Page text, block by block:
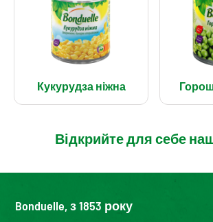
Кукурудза ніжна
Відкрийте для себе
Bonduelle, з 1853 року